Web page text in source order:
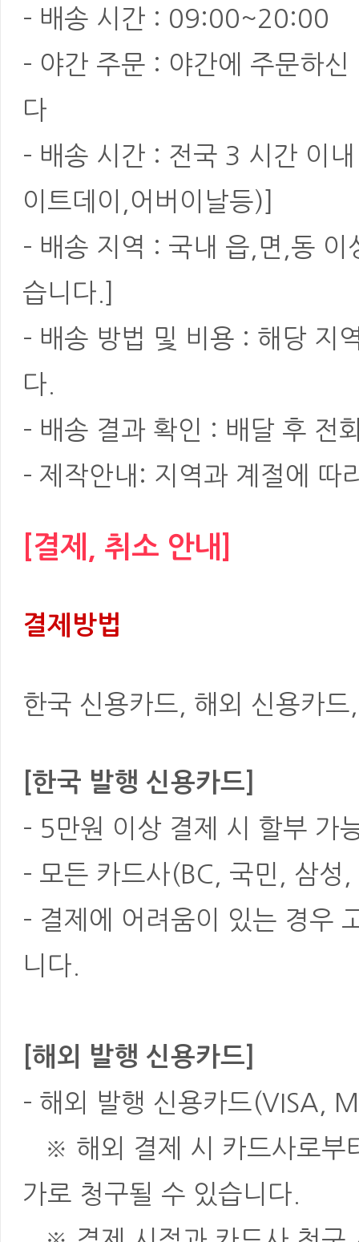
- 배송 시간 : 09:00~20:00
- 야간 주문 : 야간에 주문하
다
- 배송 시간 : 전국 3 시간 이
이트데이,어버이날등)]
- 배송 지역 : 국내 읍,면,동
습니다.]
- 배송 방법 및 비용 : 해당 지
다.
- 배송 결과 확인 : 배달 후 전
- 제작안내: 지역과 계절에 따
[결제, 취소 안내]
결제방법
한국 신용카드, 해외 신용카
[한국 발행 신용카드]
- 5만원 이상 결제 시 할부 가
- 모든 카드사(BC, 국민, 삼성
- 결제에 어려움이 있는 경우
니다.
[해외 발행 신용카드]
- 해외 발행 신용카드(VISA,
※ 해외 결제 시 카드사로부
가로 청구될 수 있습니다.